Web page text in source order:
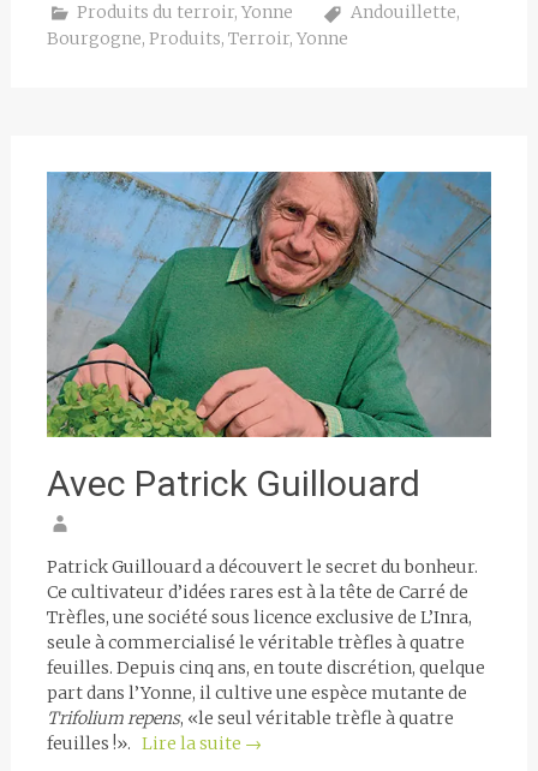
Produits du terroir, Yonne Andouillette,
Bourgogne, Produits, Terroir, Yonne
Avec Patrick Guillouard
Patrick Guillouard a découvert le secret du bonheur.
Ce cultivateur d’idées rares est à la tête de Carré de
Trèfles, une société sous licence exclusive de L’Inra,
seule à commercialisé le véritable trèfles à quatre
feuilles. Depuis cinq ans, en toute discrétion, quelque
part dans l’Yonne, il cultive une espèce mutante de
Trifoliumrepens, «le seul véritable trèfle à quatre
feuilles !». Lire la suite →